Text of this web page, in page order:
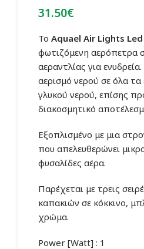
31.50€
Το Αquael Air Lights Led
φωτιζόμενη αερόπετρα
αεραντλίας για
αερισμό νερού σε όλα τα
γλυκού νερού, επίσης
διακοσμητικό
Εξοπλισμένο με μια
που απελευθερώνει
φυσαλίδες αέρα.
Παρέχεται με τρεις
καπακιών σε κόκκινο,
χρώμα.
Power [Watt] : 1